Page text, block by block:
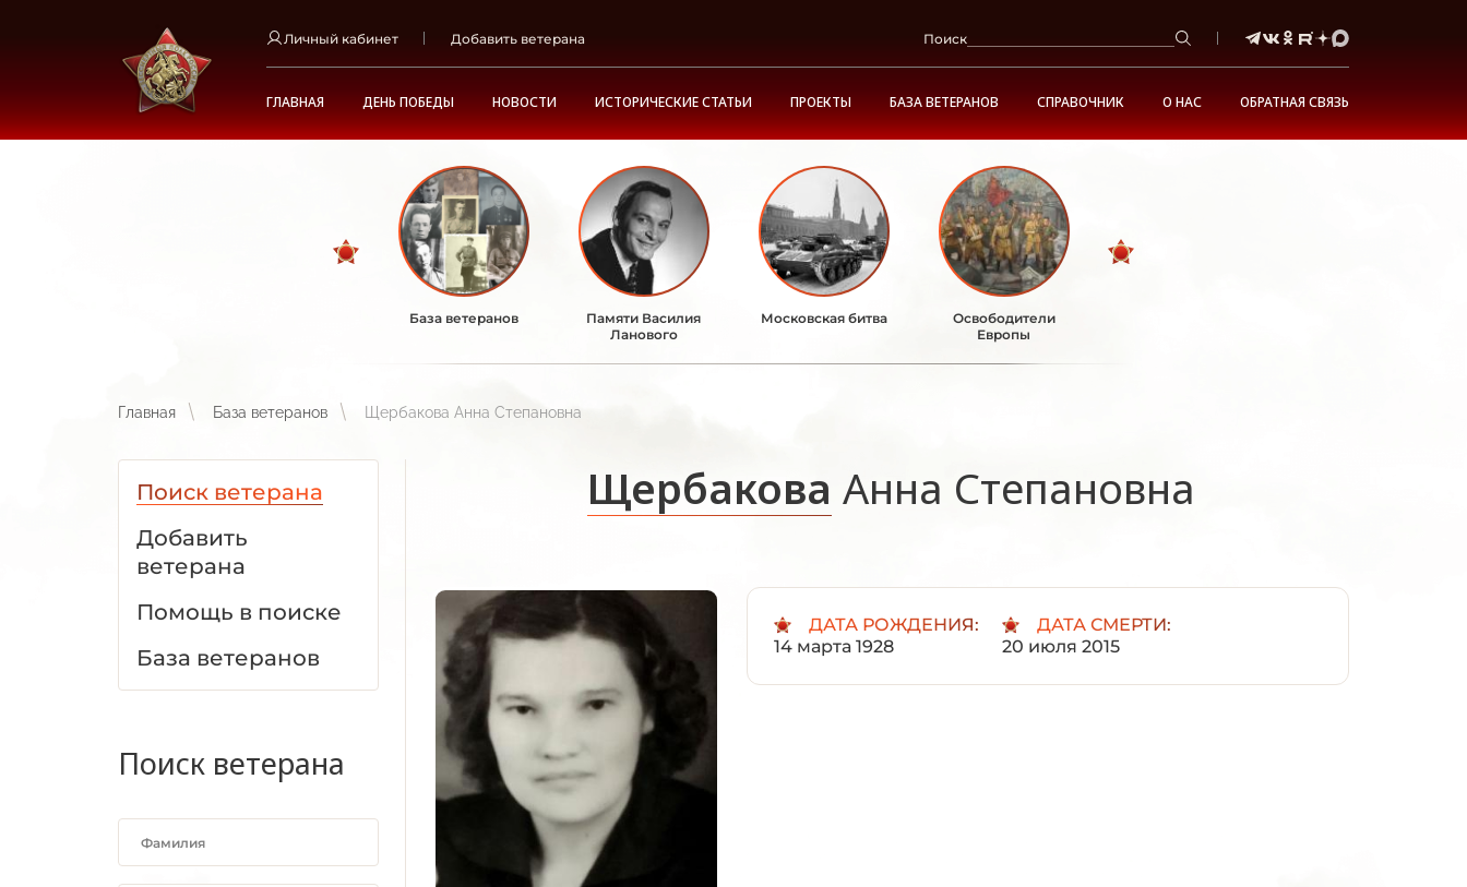
Личный кабинет Добавить ветерана Поиск
ГЛАВНАЯ ДЕНЬ ПОБЕДЫ НОВОСТИ ИСТОРИЧЕСКИЕ СТАТЬИ ПРОЕКТЫ БАЗА ВЕТЕРАНОВ СПРАВОЧНИК О НАС ОБРАТНАЯ СВЯЗЬ
База ветеранов
Памяти Василия
Ланового
Московская битва
Освободители
Европы
Главная База ветеранов Щербакова Анна Степановна
Поиск ветерана
Добавить
ветерана
Помощь в поиске
База ветеранов
Поиск ветерана
Щербакова Анна Степановна
ДАТА РОЖДЕНИЯ:
14 марта 1928
ДАТА СМЕРТИ:
20 июля 2015